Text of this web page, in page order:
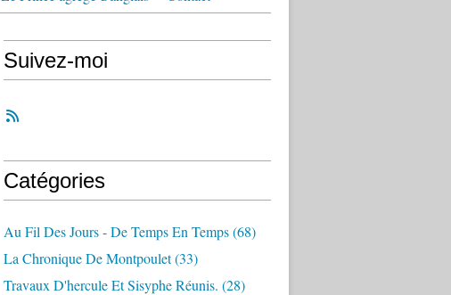
Suivez-moi
Catégories
Au Fil Des Jours - De Temps En Temps(68)
La Chronique De Montpoulet(33)
Travaux D'hercule Et Sisyphe Réunis. (28)